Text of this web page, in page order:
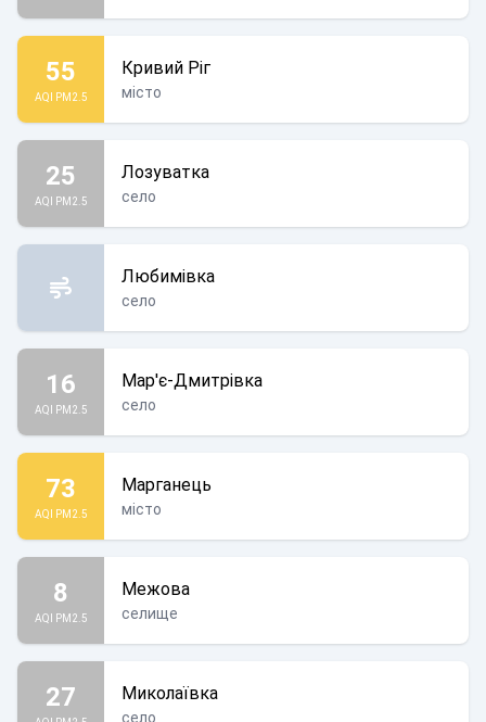
55
AQI PM2.5
Кривий Ріг
місто
25
AQI PM2.5
Лозуватка
село
Любимівка
село
16
AQI PM2.5
Мар'є-Дмитрівка
село
73
AQI PM2.5
Марганець
місто
8
AQI PM2.5
Межова
селище
27 Миколаївка
село